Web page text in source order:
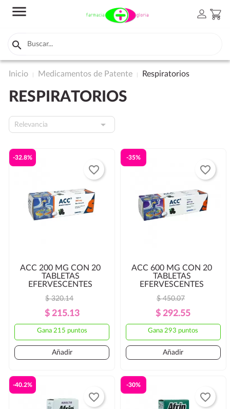
menu person shopping_cart

Inicio Medicamentos de Patente Respiratorios
RESPIRATORIOS
Relevancia 
ACC 200 MG CON 20
TABLETAS
EFERVESCENTES
Precio
Regular
$ 320.14
Precio
$ 215.13
Gana 215 puntos
-32.8%
Añadir
favorite_border
ACC 600 MG CON 20
TABLETAS
EFERVESCENTES
Precio
Regular
$ 450.07
Precio
$ 292.55
Gana 293 puntos
-35%
Añadir
favorite_border
-40.2%
favorite_border
-30%
favorite_border